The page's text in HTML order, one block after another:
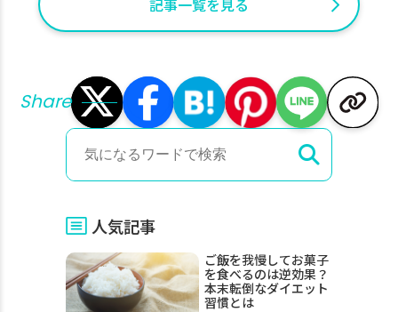
記事一覧を見る
Share
人気記事
ご飯を我慢してお菓子
を食べるのは逆効果？
本末転倒なダイエット
習慣とは